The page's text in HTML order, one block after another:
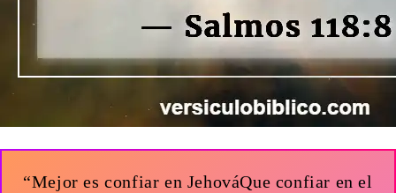
“Mejor es confiar en JehováQue confiar en el